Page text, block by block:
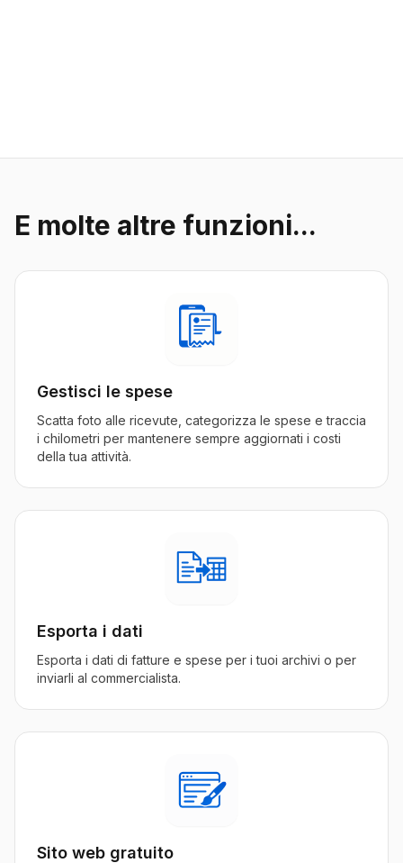
E molte altre funzioni...
Gestisci le spese
Scatta foto alle ricevute, categorizza le spese e traccia
i chilometri per mantenere sempre aggiornati i costi
della tua attività.
Esporta i dati
Esporta i dati di fatture e spese per i tuoi archivi o per
inviarli al commercialista.
Sito web gratuito